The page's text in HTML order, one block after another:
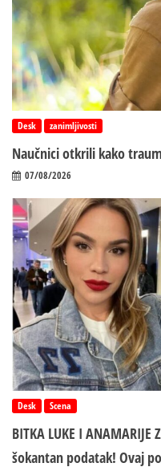
Desk zanimljivosti
Naučnici otkrili kako
07/08/2026
Desk Scena
BITKA LUKE I
šokantan podatak! Ovaj